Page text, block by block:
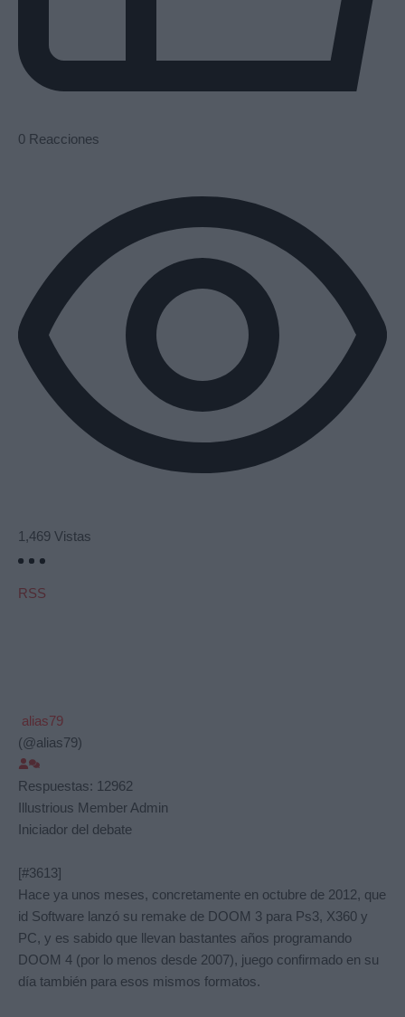
0 Reacciones
1,469 Vistas
RSS
alias79
(@alias79)
Respuestas: 12962
Illustrious Member Admin
Iniciador del debate
[#3613]
Hace ya unos meses, concretamente en octubre de 2012, que
id Software lanzó su remake de DOOM 3 para Ps3, X360 y
PC, y es sabido que llevan bastantes años programando
DOOM 4 (por lo menos desde 2007), juego confirmado en su
día también para esos mismos formatos.